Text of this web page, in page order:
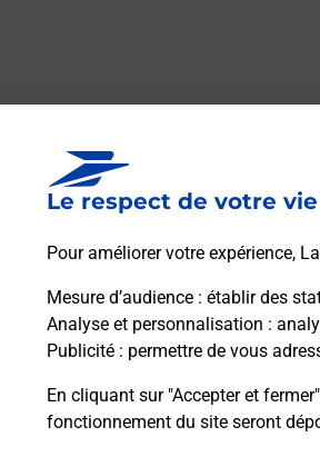
Le respect de votre
Pour améliorer votre expérience,
Mesure d’audience : établir des
Analyse et personnalisation :
Publicité : permettre de vous
En cliquant sur "Accepter et
fonctionnement du site seront
Boîte aux lettres
Prochaine collecte du
87230 Les Cars
Itinéraire